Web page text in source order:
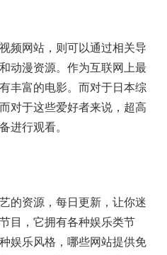
频网站，则可以通过相关导
动漫资源。作为互联网上最
丰富的电影。而对于日本综
对于这些爱好者来说，超高
进行观看。
的资源，每日更新，让你迷
目，它拥有各种娱乐类节
娱乐风格，哪些网站提供免